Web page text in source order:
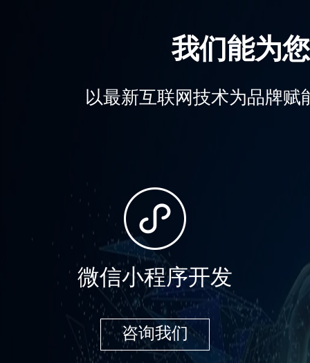
我们能为
以最新互联网技术为品牌
微信小程序开发
咨询我们